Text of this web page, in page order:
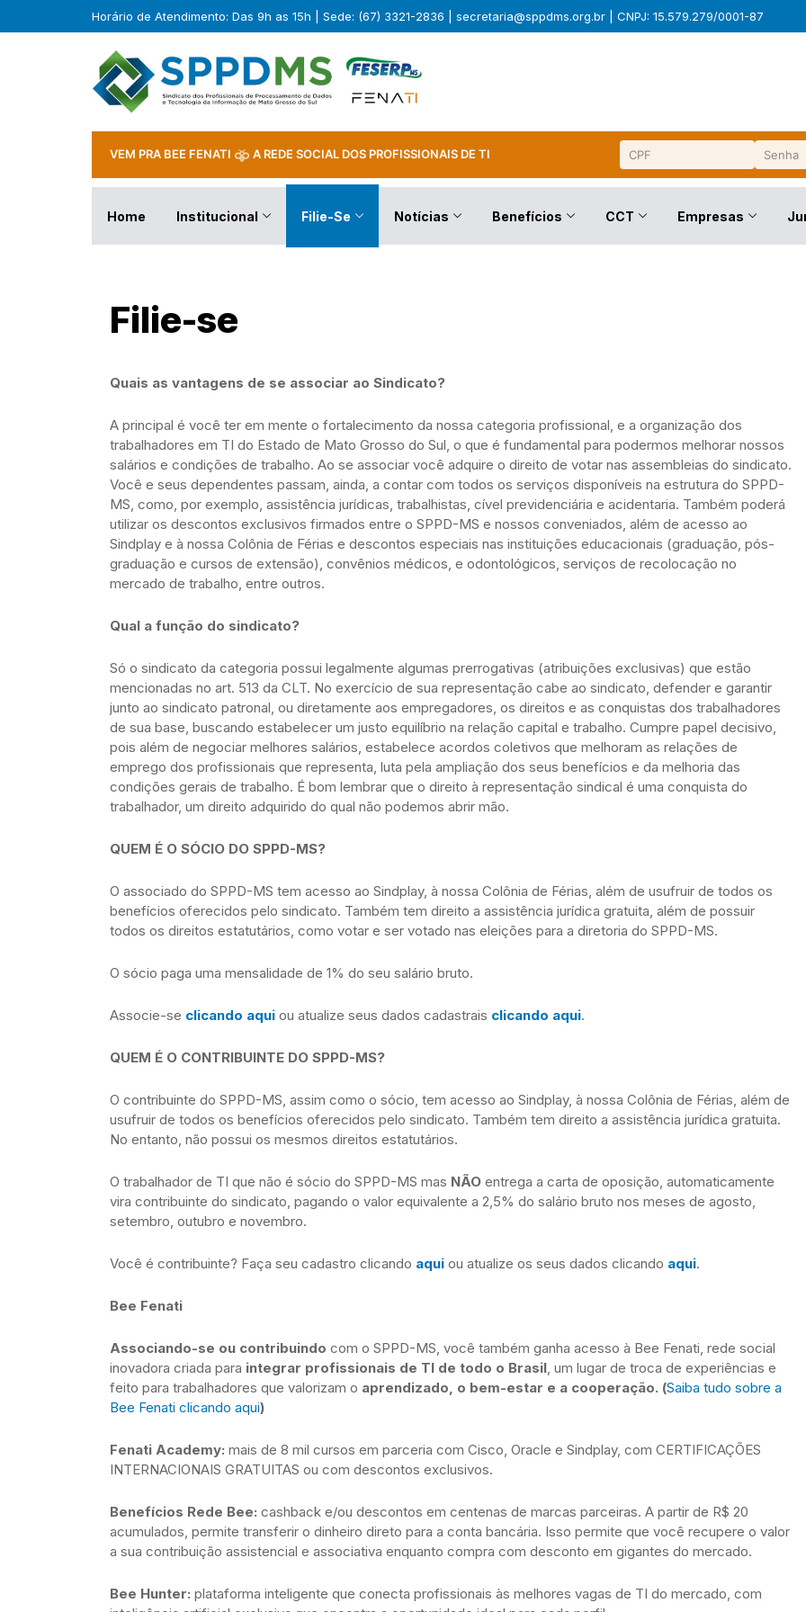
Horário de Atendimento: Das 9h as 15h | Sede: (67) 3321-2836 | secretaria@sppdms.org.br | CNPJ: 15.579.279/0001-87
VEM PRA BEE FENATI A REDE SOCIAL DOS PROFISSIONAIS DE TI
Home Institucional Filie-Se Notícias Benefícios CCT Empresas
Filie-se
Quais as vantagens de se associar ao Sindicato?
A principal é você ter em mente o fortalecimento da nossa categoria profissional, e a organização dos
trabalhadores em TI do Estado de Mato Grosso do Sul, o que é fundamental para podermos melhorar nossos
salários e condições de trabalho. Ao se associar você adquire o direito de votar nas assembleias do sindicato.
Você e seus dependentes passam, ainda, a contar com todos os serviços disponíveis na estrutura do SPPD-
MS, como, por exemplo, assistência jurídicas, trabalhistas, cível previdenciária e acidentaria. Também poderá
utilizar os descontos exclusivos firmados entre o SPPD-MS e nossos conveniados, além de acesso ao
Sindplay e à nossa Colônia de Férias e descontos especiais nas instituições educacionais (graduação, pós-
graduação e cursos de extensão), convênios médicos, e odontológicos, serviços de recolocação no
mercado de trabalho, entre outros.
Qual a função do sindicato?
Só o sindicato da categoria possui legalmente algumas prerrogativas (atribuições exclusivas) que estão
mencionadas no art. 513 da CLT. No exercício de sua representação cabe ao sindicato, defender e garantir
junto ao sindicato patronal, ou diretamente aos empregadores, os direitos e as conquistas dos trabalhadores
de sua base, buscando estabelecer um justo equilíbrio na relação capital e trabalho. Cumpre papel decisivo,
pois além de negociar melhores salários, estabelece acordos coletivos que melhoram as relações de
emprego dos profissionais que representa, luta pela ampliação dos seus benefícios e da melhoria das
condições gerais de trabalho. É bom lembrar que o direito à representação sindical é uma conquista do
trabalhador, um direito adquirido do qual não podemos abrir mão.
QUEM É O SÓCIO DO SPPD-MS?
O associado do SPPD-MS tem acesso ao Sindplay, à nossa Colônia de Férias, além de usufruir de todos os
benefícios oferecidos pelo sindicato. Também tem direito a assistência jurídica gratuita, além de possuir
todos os direitos estatutários, como votar e ser votado nas eleições para a diretoria do SPPD-MS.
O sócio paga uma mensalidade de 1% do seu salário bruto.
Associe-se clicando aqui ou atualize seus dados cadastrais clicando aqui.
QUEM É O CONTRIBUINTE DO SPPD-MS?
O contribuinte do SPPD-MS, assim como o sócio, tem acesso ao Sindplay, à nossa Colônia de Férias, além de
usufruir de todos os benefícios oferecidos pelo sindicato. Também tem direito a assistência jurídica gratuita.
No entanto, não possui os mesmos direitos estatutários.
O trabalhador de TI que não é sócio do SPPD-MS mas NÃO entrega a carta de oposição, automaticamente
vira contribuinte do sindicato, pagando o valor equivalente a 2,5% do salário bruto nos meses de agosto,
setembro, outubro e novembro.
Você é contribuinte? Faça seu cadastro clicando aqui ou atualize os seus dados clicando aqui.
Bee Fenati
Associando-se ou contribuindo com o SPPD-MS, você também ganha acesso à Bee Fenati, rede social
inovadora criada para integrar profissionais de TI de todo o Brasil, um lugar de troca de experiências e
feito para trabalhadores que valorizam o aprendizado, o bem-estar e a cooperação. (Saiba tudo sobre a
Bee Fenati clicando aqui)
Fenati Academy: mais de 8 mil cursos em parceria com Cisco, Oracle e Sindplay, com CERTIFICAÇÕES
INTERNACIONAIS GRATUITAS ou com descontos exclusivos.
Benefícios Rede Bee: cashback e/ou descontos em centenas de marcas parceiras. A partir de R$ 20
acumulados, permite transferir o dinheiro direto para a conta bancária. Isso permite que você recupere o valor
a sua contribuição assistencial e associativa enquanto compra com desconto em gigantes do mercado.
Bee Hunter: plataforma inteligente que conecta profissionais às melhores vagas de TI do mercado, com